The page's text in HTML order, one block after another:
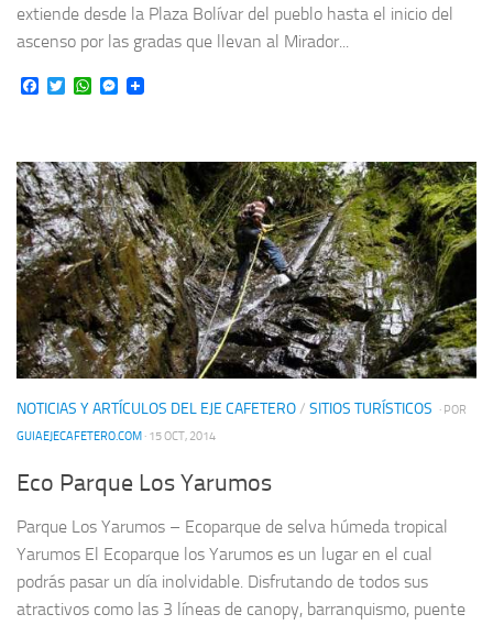
extiende desde la Plaza Bolívar del pueblo hasta el inicio del
ascenso por las gradas que llevan al Mirador...
Facebook
TwitterWhatsApp
Messenger
NOTICIAS Y ARTÍCULOS DEL EJE CAFETERO/ SITIOS TURÍSTICOS · POR
GUIAEJECAFETERO.COM · 15 OCT, 2014
Eco Parque Los Yarumos
Parque Los Yarumos – Ecoparque de selva húmeda tropical
Yarumos El Ecoparque los Yarumos es un lugar en el cual
podrás pasar un día inolvidable. Disfrutando de todos sus
atractivos como las 3 líneas de canopy, barranquismo, puente